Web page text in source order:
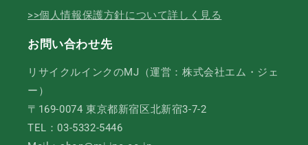
>>個人情報保護方針について詳しく見る
お問い合わせ先
リサイクルインクのMJ（運営：株式会社エム・ジェ
ー）
〒169-0074 東京都新宿区北新宿3-7-2
TEL：03-5332-5446